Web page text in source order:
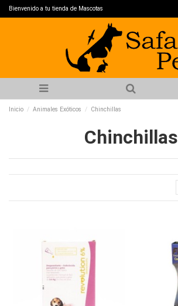
Bienvenido a tu tienda de Mascotas
Inicio Animales Exóticos Chinchillas
Chinchillas